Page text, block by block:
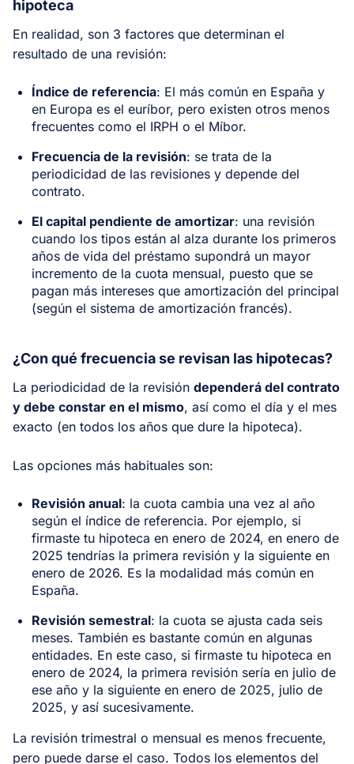
hipoteca
En realidad, son 3 factores que determinan el
resultado de una revisión:
Índice de referencia: El más común en España y
en Europa es el euríbor, pero existen otros menos
frecuentes como el IRPH o el Míbor.
Frecuencia de la revisión: se trata de la
periodicidad de las revisiones y depende del
contrato.
El capital pendiente de amortizar: una revisión
cuando los tipos están al alza durante los primeros
años de vida del préstamo supondrá un mayor
incremento de la cuota mensual, puesto que se
pagan más intereses que amortización del principal
(según el sistema de amortización francés).
¿Con qué frecuencia se revisan las hipotecas?
La periodicidad de la revisión dependerá del contrato
y debe constar en el mismo, así como el día y el mes
exacto (en todos los años que dure la hipoteca).
Las opciones más habituales son:
Revisión anual: la cuota cambia una vez al año
según el índice de referencia. Por ejemplo, si
firmaste tu hipoteca en enero de 2024, en enero de
2025 tendrías la primera revisión y la siguiente en
enero de 2026. Es la modalidad más común en
España.
Revisión semestral: la cuota se ajusta cada seis
meses. También es bastante común en algunas
entidades. En este caso, si firmaste tu hipoteca en
enero de 2024, la primera revisión sería en julio de
ese año y la siguiente en enero de 2025, julio de
2025, y así sucesivamente.
La revisión trimestral o mensual es menos frecuente,
pero puede darse el caso. Todos los elementos del